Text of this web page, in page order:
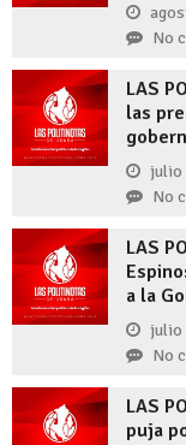
No
LAS
las
julio
No
LAS
a la
julio
No
LAS
puja